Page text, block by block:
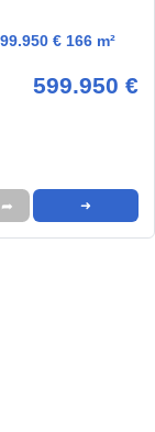
€ 166 m²
599.950 €
➦ ➜